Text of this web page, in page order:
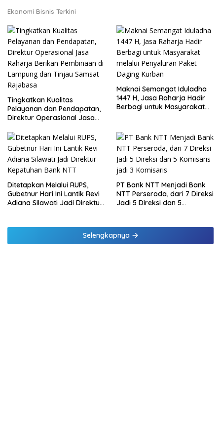
Ekonomi Bisnis Terkini
Tingkatkan Kualitas
Pelayanan dan Pendapatan,
Direktur Operasional Jasa
di Lampung dan Tinjau
Samsat Rajabasa
Maknai Semangat Iduladha
1447 H, Jasa Raharja Hadir
Berbagi untuk Masyarakat
Ditetapkan Melalui RUPS,
Gubetnur Hari Ini Lantik Revi
Adiana Silawati Jadi Direktur
PT Bank NTT Menjadi Bank
NTT Perseroda, dari 7 Direksi
Jadi 5 Direksi dan 5
Selengkapnya